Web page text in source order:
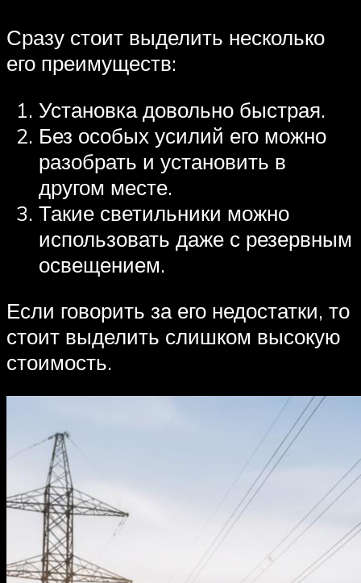
Сразу стоит выделить несколько
его преимуществ:
Установка довольно быстрая.
Без особых усилий его можно
разобрать и установить в
другом месте.
Такие светильники можно
использовать даже с резервным
освещением.
Если говорить за его недостатки, то
стоит выделить слишком высокую
стоимость.